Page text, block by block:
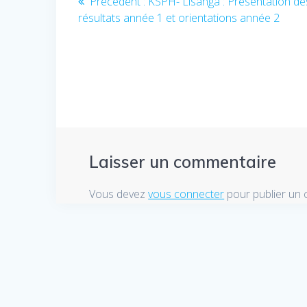
de
précédent
résultats année 1 et orientations année 2
Laisser un commentaire
Vous devezvous connecter pour publier un